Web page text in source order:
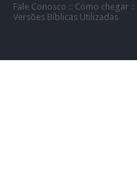
Fale Conosco :: Como chegar::
Versões Bíblicas Utilizadas